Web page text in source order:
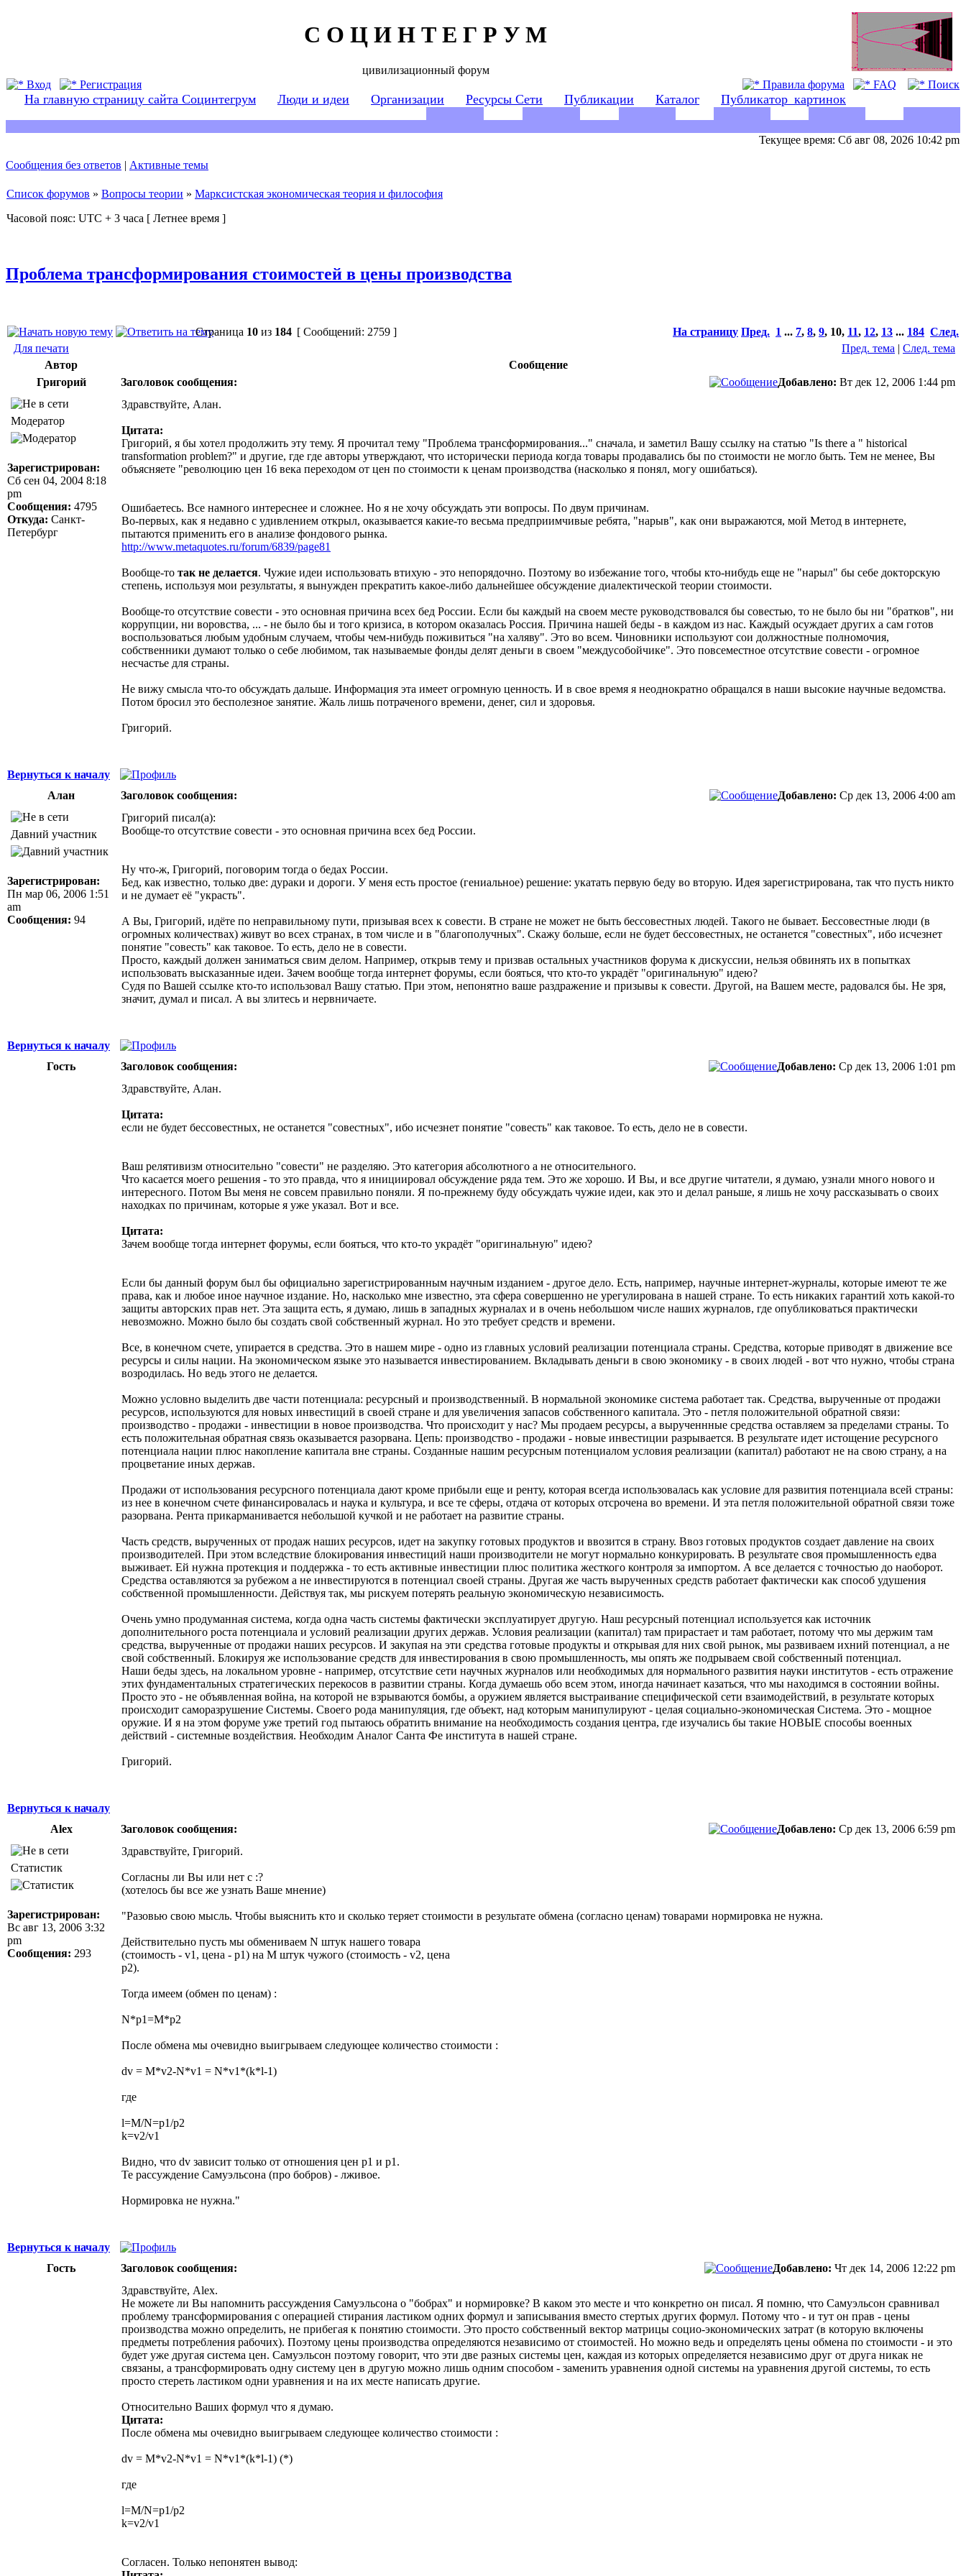
С О Ц И Н Т Е Г Р У М
цивилизационный форум
Вход
Регистрация Правила форума FAQ Поиск
На главную страницу сайта Социнтегрум Люди и идеи Организации Ресурсы Сети Публикации Каталог Публикатор_картинок
Текущее время: Сб авг 08, 2026 10:42 pm
Сообщения без ответов | Активные темы
Список форумов » Вопросы теории » Марксистская экономическая теория и философия
Часовой пояс: UTC + 3 часа [ Летнее время ]
Проблема трансформирования стоимостей в цены производства
Страница 10 из 184 [ Сообщений: 2759 ] На страницу Пред. 1 ... 7, 8, 9, 10, 11, 12, 13 ... 184 След.
Для печати
Пред. тема | След. тема
Автор
Сообщение
Григорий
Заголовок сообщения: Добавлено: Вт дек 12, 2006 1:44 pm
Модератор
Зарегистрирован:
Сб сен 04, 2004 8:18
pm
Сообщения: 4795
Откуда: Санкт-
Петербург
Здравствуйте, Алан.
Цитата:
Григорий, я бы хотел продолжить эту тему. Я прочитал тему "Проблема трансформирования..." сначала, и заметил Вашу ссылку на статью "Is there a " historical
transformation problem?" и другие, где где авторы утверждают, что исторически периода когда товары продавались бы по стоимости не могло быть. Тем не менее, Вы
объясняете "революцию цен 16 века переходом от цен по стоимости к ценам производства (насколько я понял, могу ошибаться).
Ошибаетесь. Все намного интереснее и сложнее. Но я не хочу обсуждать эти вопросы. По двум причинам.
Во-первых, как я недавно с удивлением открыл, оказывается какие-то весьма предприимчивые ребята, "нарыв", как они выражаются, мой Метод в интернете,
пытаются применить его в анализе фондового рынка.
http://www.metaquotes.ru/forum/6839/page81
Вообще-то так не делается. Чужие идеи использовать втихую - это непорядочно. Поэтому во избежание того, чтобы кто-нибудь еще не "нарыл" бы себе докторскую
степень, используя мои результаты, я вынужден прекратить какое-либо дальнейшее обсуждение диалектической теории стоимости.
Вообще-то отсутствие совести - это основная причина всех бед России. Если бы каждый на своем месте руководствовался бы совестью, то не было бы ни "братков", ни
коррупции, ни воровства, ... - не было бы и того кризиса, в котором оказалась Россия. Причина нашей беды - в каждом из нас. Каждый осуждает других а сам готов
воспользоваться любым удобным случаем, чтобы чем-нибудь поживиться "на халяву". Это во всем. Чиновники используют сои должностные полномочия,
собственники думают только о себе любимом, так называемые фонды делят деньги в своем "междусобойчике". Это повсеместное отсутствие совести - огромное
несчастье для страны.
Не вижу смысла что-то обсуждать дальше. Информация эта имеет огромную ценность. И в свое время я неоднократно обращался в наши высокие научные ведомства.
Потом бросил это бесполезное занятие. Жаль лишь потраченого времени, денег, сил и здоровья.
Григорий.
Вернуться к началу
Алан
Заголовок сообщения: Добавлено: Ср дек 13, 2006 4:00 am
Давний участник
Зарегистрирован:
Пн мар 06, 2006 1:51
am
Сообщения: 94
Григорий писал(а):
Вообще-то отсутствие совести - это основная причина всех бед России.
Ну что-ж, Григорий, поговорим тогда о бедах России.
Бед, как известно, только две: дураки и дороги. У меня есть простое (гениальное) решение: укатать первую беду во вторую. Идея зарегистрирована, так что пусть никто
и не думает её "украсть".
А Вы, Григорий, идёте по неправильному пути, призывая всех к совести. В стране не может не быть бессовестных людей. Такого не бывает. Бессовестные люди (в
огромных количествах) живут во всех странах, в том числе и в "благополучных". Скажу больше, если не будет бессовестных, не останется "совестных", ибо исчезнет
понятие "совесть" как таковое. То есть, дело не в совести.
Просто, каждый должен заниматься свим делом. Например, открыв тему и призвав остальных участников форума к дискуссии, нельзя обвинять их в попытках
использовать высказанные идеи. Зачем вообще тогда интернет форумы, если бояться, что кто-то украдёт "оригинальную" идею?
Судя по Вашей ссылке кто-то использовал Вашу статью. При этом, непонятно ваше раздражение и призывы к совести. Другой, на Вашем месте, радовался бы. Не зря,
значит, думал и писал. А вы злитесь и нервничаете.
Вернуться к началу
Гость
Заголовок сообщения: Добавлено: Ср дек 13, 2006 1:01 pm
Здравствуйте, Алан.
Цитата:
если не будет бессовестных, не останется "совестных", ибо исчезнет понятие "совесть" как таковое. То есть, дело не в совести.
Ваш релятивизм относительно "совести" не разделяю. Это категория абсолютного а не относительного.
Что касается моего решения - то это правда, что я инициировал обсуждение ряда тем. Это же хорошо. И Вы, и все другие читатели, я думаю, узнали много нового и
интересного. Потом Вы меня не совсем правильно поняли. Я по-прежнему буду обсуждать чужие идеи, как это и делал раньше, я лишь не хочу рассказывать о своих
находках по причинам, которые я уже указал. Вот и все.
Цитата:
Зачем вообще тогда интернет форумы, если бояться, что кто-то украдёт "оригинальную" идею?
Если бы данный форум был бы официально зарегистрированным научным изданием - другое дело. Есть, например, научные интернет-журналы, которые имеют те же
права, как и любое иное научное издание. Но, насколько мне известно, эта сфера совершенно не урегулирована в нашей стране. То есть никаких гарантий хоть какой-то
защиты авторских прав нет. Эта защита есть, я думаю, лишь в западных журналах и в очень небольшом числе наших журналов, где опубликоваться практически
невозможно. Можно было бы создать свой собственный журнал. Но это требует средств и времени.
Все, в конечном счете, упирается в средства. Это в нашем мире - одно из главных условий реализации потенциала страны. Средства, которые приводят в движение все
ресурсы и силы нации. На экономическом языке это называется инвестированием. Вкладывать деньги в свою экономику - в своих людей - вот что нужно, чтобы страна
возродилась. Но ведь этого не делается.
Можно условно выделить две части потенциала: ресурсный и производственный. В нормальной экономике система работает так. Средства, вырученные от продажи
ресурсов, используются для новых инвестиций в своей стране и для увеличения запасов собственного капитала. Это - петля положительной обратной связи:
производство - продажи - инвестиции в новое производства. Что происходит у нас? Мы продаем ресурсы, а вырученнные средства оставляем за пределами страны. То
есть положительная обратная связь оказывается разорвана. Цепь: производство - продажи - новые инвестиции разрывается. В результате идет истощение ресурсного
потенциала нации плюс накопление капитала вне страны. Созданные нашим ресурсным потенциалом условия реализации (капитал) работают не на свою страну, а на
процветание иных держав.
Продажи от использования ресурсного потенциала дают кроме прибыли еще и ренту, которая всегда использовалась как условие для развития потенциала всей страны:
из нее в конечном счете финансировалась и наука и культура, и все те сферы, отдача от которых отсрочена во времени. И эта петля положительной обратной связи тоже
разорвана. Рента прикарманивается небольшой кучкой и не работает на развитие страны.
Часть средств, вырученных от продаж наших ресурсов, идет на закупку готовых продуктов и ввозится в страну. Ввоз готовых продуктов создает давление на своих
производителей. При этом вследствие блокирования инвестиций наши производители не могут нормально конкурировать. В результате своя промышленность едва
выживает. Ей нужна протекция и поддержка - то есть активные инвестиции плюс политика жесткого контроля за импортом. А все делается с точностью до наоборот.
Средства оставляются за рубежом а не инвестируются в потенциал своей страны. Другая же часть вырученных средств работает фактически как способ удушения
собственной промышленности. Действуя так, мы рискуем потерять реальную экономическую независимость.
Очень умно продуманная система, когда одна часть системы фактически эксплуатирует другую. Наш ресурсный потенциал используется как источник
дополнительного роста потенциала и условий реализации других держав. Условия реализации (капитал) там прирастает и там работает, потому что мы держим там
средства, вырученные от продажи наших ресурсов. И закупая на эти средства готовые продукты и открывая для них свой рынок, мы развиваем ихний потенциал, а не
свой собственный. Блокируя же использование средств для инвестирования в свою промышленность, мы опять же подрываем свой собственный потенциал.
Наши беды здесь, на локальном уровне - например, отсутствие сети научных журналов или необходимых для нормального развития науки институтов - есть отражение
этих фундаментальных стратегических перекосов в развитии страны. Когда думаешь обо всем этом, иногда начинает казаться, что мы находимся в состоянии войны.
Просто это - не объявленная война, на которой не взрываются бомбы, а оружием является выстраивание специфической сети взаимодействий, в результате которых
происходит саморазрушение Системы. Своего рода манипуляция, где объект, над которым манипулируют - целая социально-экономическая Система. Это - мощное
оружие. И я на этом форуме уже третий год пытаюсь обратить внимание на необходимость создания центра, где изучались бы такие НОВЫЕ способы военных
действий - системные воздействия. Необходим Аналог Санта Фе института в нашей стране.
Григорий.
Вернуться к началу
Alex
Заголовок сообщения: Добавлено: Ср дек 13, 2006 6:59 pm
Статистик
Зарегистрирован:
Вс авг 13, 2006 3:32
pm
Сообщения: 293
Здравствуйте, Григорий.
Согласны ли Вы или нет с :?
(хотелось бы все же узнать Ваше мнение)
"Разовью свою мысль. Чтобы выяснить кто и сколько теряет стоимости в результате обмена (согласно ценам) товарами нормировка не нужна.
Действительно пусть мы обмениваем N штук нашего товара
(стоимость - v1, цена - p1) на M штук чужого (стоимость - v2, цена
p2).
Тогда имеем (обмен по ценам) :
N*p1=M*p2
После обмена мы очевидно выигрываем следующее количество стоимости :
dv = M*v2-N*v1 = N*v1*(k*l-1)
где
l=M/N=p1/p2
k=v2/v1
Видно, что dv зависит только от отношения цен p1 и p1.
Те рассуждение Самуэльсона (про бобров) - лживое.
Нормировка не нужна."
Вернуться к началу
Гость
Заголовок сообщения: Добавлено: Чт дек 14, 2006 12:22 pm
Здравствуйте, Alex.
Не можете ли Вы напомнить рассуждения Самуэльсона о "бобрах" и нормировке? В каком это месте и что конкретно он писал. Я помню, что Самуэльсон сравнивал
проблему трансформирования с операцией стирания ластиком одних формул и записывания вместо стертых других формул. Потому что - и тут он прав - цены
производства можно определить, не прибегая к понятию стоимости. Это просто собственный вектор матрицы социо-экономических затрат (в которую включены
предметы потребления рабочих). Поэтому цены производства определяются независимо от стоимостей. Но можно ведь и определять цены обмена по стоимости - и это
будет уже другая система цен. Самуэльсон поэтому говорит, что эти две разных системы цен, каждая из которых определяется независимо друг от друга никак не
связаны, а трансформировать одну систему цен в другую можно лишь одним способом - заменить уравнения одной системы на уравнения другой системы, то есть
просто стереть ластиком одни уравнения и на их месте написать другие.
Относительно Ваших формул что я думаю.
Цитата:
После обмена мы очевидно выигрываем следующее количество стоимости :
dv = M*v2-N*v1 = N*v1*(k*l-1) (*)
где
l=M/N=p1/p2
k=v2/v1
Согласен. Только непонятен вывод: